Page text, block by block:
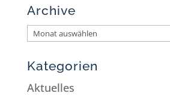
Archive
Kategorien
Aktuelles